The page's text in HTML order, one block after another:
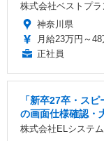
株式会社ベストプ
神奈川県
月給23万円～48
正社員
「新卒27卒・ス
の画面仕様確認・
株式会社ELシステム